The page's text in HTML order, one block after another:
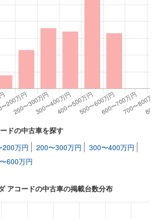
ドの中古車を探す
200万円 200〜300万円
300〜400万円
600万円
アコードの中古車の掲載台数分布